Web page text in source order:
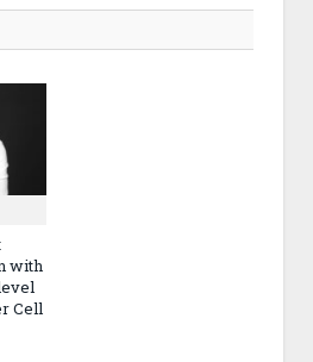
with
Cell